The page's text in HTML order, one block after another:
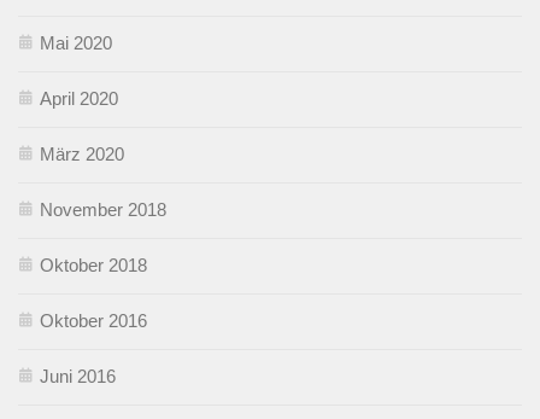
Mai 2020
April 2020
März 2020
November 2018
Oktober 2018
Oktober 2016
Juni 2016